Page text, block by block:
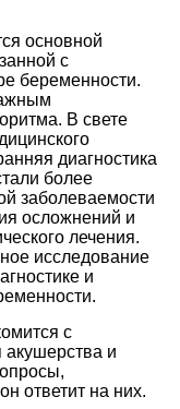
основной
с
беременности.
В свете
диагностика
более
заболеваемости
осложнений и
лечения.
исследование
и
с
и
ответит на них.